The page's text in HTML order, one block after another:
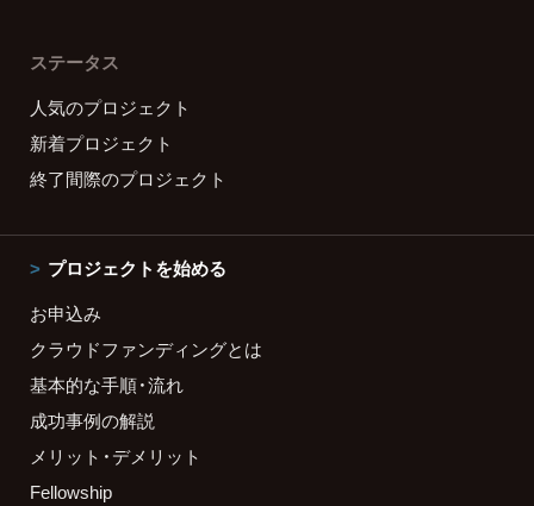
ステータス
人気のプロジェクト
新着プロジェクト
終了間際のプロジェクト
プロジェクトを始める
お申込み
クラウドファンディングとは
基本的な手順・流れ
成功事例の解説
メリット・デメリット
Fellowship